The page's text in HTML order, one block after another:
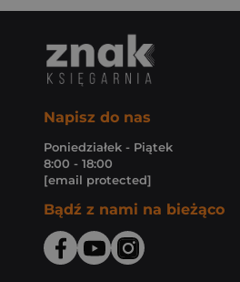
Napisz do nas
Poniedziałek - Piątek
8:00 - 18:00
[email protected]
Bądź z nami na bieżąco